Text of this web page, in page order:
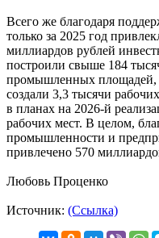
Всего же благодаря
только за 2025 год
миллиардов рублей
построили свыше 184
промышленных площадей,
создали 3,3 тысячи
в планах на 2026-й
рабочих мест. В целом,
промышленности и
привлечено 570
Любовь Проценко
Источник: (Ссылка)